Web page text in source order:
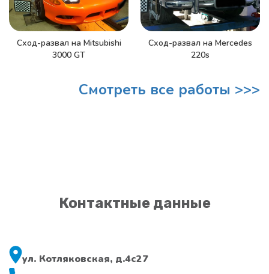
Сход-развал на Mitsubishi
3000 GT
Сход-развал на Mercedes
220s
Смотреть все работы >>>
Контактные данные
ул. Котляковская, д.4с27